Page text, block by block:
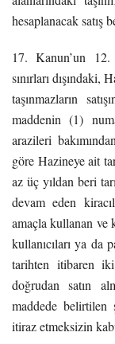
hesaplanacak satış
17. Kanun’un
sınırları dışındaki,
taşınmazların
maddenin (1)
arazileri
göre Hazineye ait
az üç yıldan beri
devam eden
amaçla kullanan ve
kullanıcıları ya da
tarihten itibaren
doğrudan satın
maddede belirtilen
itiraz etmeksizin